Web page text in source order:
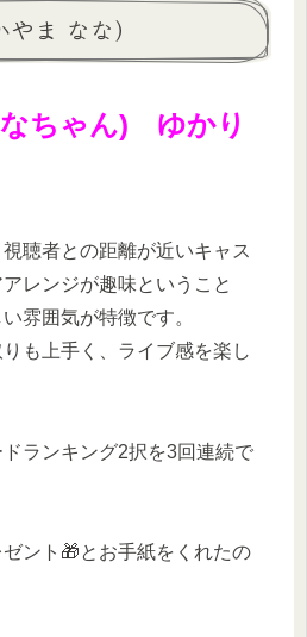
ま なな）
ちゃん) ゆかり
聴者との距離が近いキャス
レンジが趣味ということ
雰囲気が特徴です。
も上手く、ライブ感を楽し